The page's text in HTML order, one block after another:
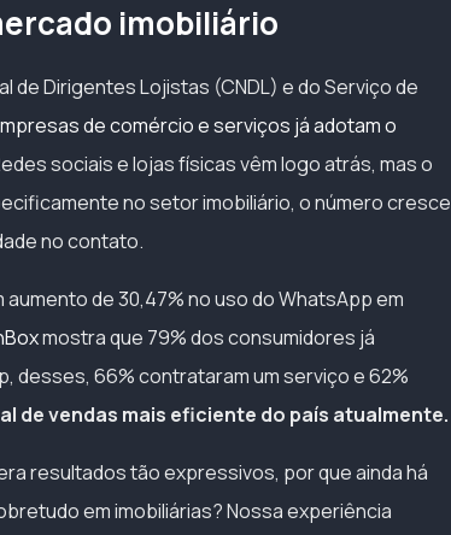
imobiliário
de Dirigentes Lojistas (CNDL) e do Serviço de
de comércio e serviços já adotam o
sociais e lojas físicas vêm logo atrás, mas o
no setor imobiliário, o número cresce
no contato.
aumento de 30,47% no uso do WhatsApp em
mostra que 79% dos consumidores já
desses, 66% contrataram um serviço e 62%
de vendas mais eficiente do país atualmente.
resultados tão expressivos, por que ainda há
em imobiliárias? Nossa experiência